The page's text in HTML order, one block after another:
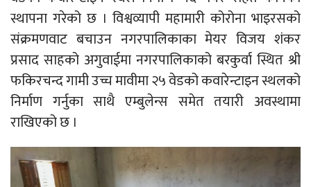
स्थापना गरेको छ । विश्वव्यापी महामारी कोरोना भाइरसको
संक्रमणवाट बचाउन नगरपालिकाका मेयर विजय शंकर
प्रसाद साहको अगुवाईमा नगरपालिकाको बरकुर्वा स्थित श्री
फकिरचन्द गामी उच्च मावीमा २५ वेडको कवारेन्टाइन स्थलको
निर्माण गर्नुका साथै एम्बुलेन्स समेत तयारी अवस्थामा
राखिएको छ ।